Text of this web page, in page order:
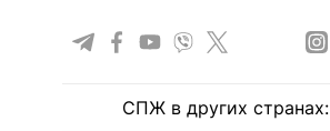
СПЖ в других странах: